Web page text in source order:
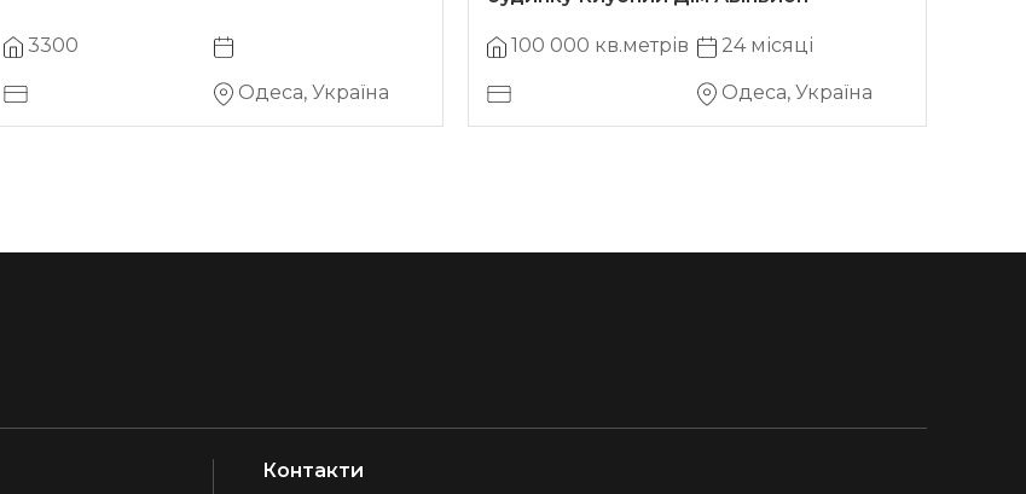
3300
Одеса, Україна
100 000 кв.метрів 24 місяці
Одеса, Україна
Контакти